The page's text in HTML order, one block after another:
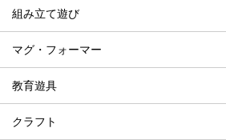
組み立て遊び
マグ・フォーマー
教育遊具
クラフト